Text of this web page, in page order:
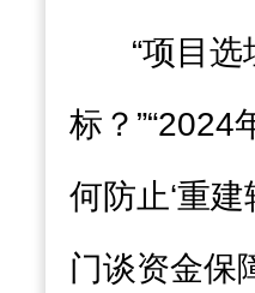
“项目
标？
何防止‘重
门谈资金保